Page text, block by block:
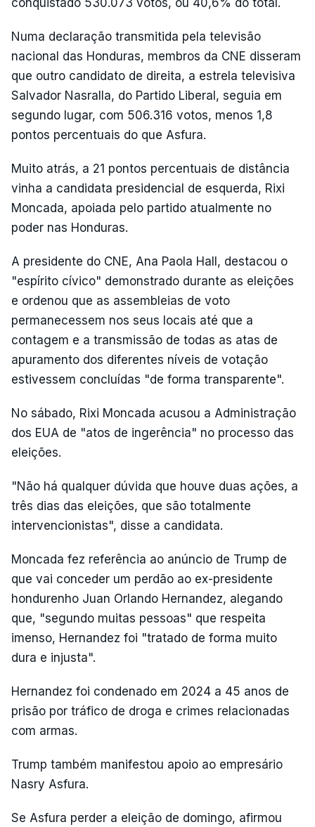
Numa declaração transmitida pela televisão
nacional das Honduras, membros da CNE disseram
que outro candidato de direita, a estrela televisiva
Salvador Nasralla, do Partido Liberal, seguia em
segundo lugar, com 506.316 votos, menos 1,8
pontos percentuais do que Asfura.
Muito atrás, a 21 pontos percentuais de distância
vinha a candidata presidencial de esquerda, Rixi
Moncada, apoiada pelo partido atualmente no
poder nas Honduras.
A presidente do CNE, Ana Paola Hall, destacou o
"espírito cívico" demonstrado durante as eleições
e ordenou que as assembleias de voto
permanecessem nos seus locais até que a
contagem e a transmissão de todas as atas de
apuramento dos diferentes níveis de votação
estivessem concluídas "de forma transparente".
No sábado, Rixi Moncada acusou a Administração
dos EUA de "atos de ingerência" no processo das
eleições.
"Não há qualquer dúvida que houve duas ações, a
três dias das eleições, que são totalmente
intervencionistas", disse a candidata.
Moncada fez referência ao anúncio de Trump de
que vai conceder um perdão ao ex-presidente
hondurenho Juan Orlando Hernandez, alegando
que, "segundo muitas pessoas" que respeita
imenso, Hernandez foi "tratado de forma muito
dura e injusta".
Hernandez foi condenado em 2024 a 45 anos de
prisão por tráfico de droga e crimes relacionadas
com armas.
Trump também manifestou apoio ao empresário
Nasry Asfura.
Se Asfura perder a eleição de domingo, afirmou